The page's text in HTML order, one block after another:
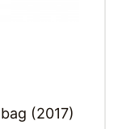
(2017)